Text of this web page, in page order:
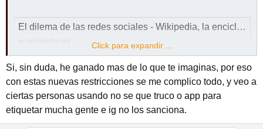
El dilema de las redes sociales - Wikipedia, la enciclopedia libre
y aprovecharlo para aprender cosas interesantes en la
Wikipedia
Wikipedia, la enciclopedia libre
Click para expandir ...
Si, sin duda, he ganado mas de lo que te imaginas, por eso
con estas nuevas restricciones se me complico todo, y veo a
ciertas personas usando no se que truco o app para
etiquetar mucha gente e ig no los sanciona.